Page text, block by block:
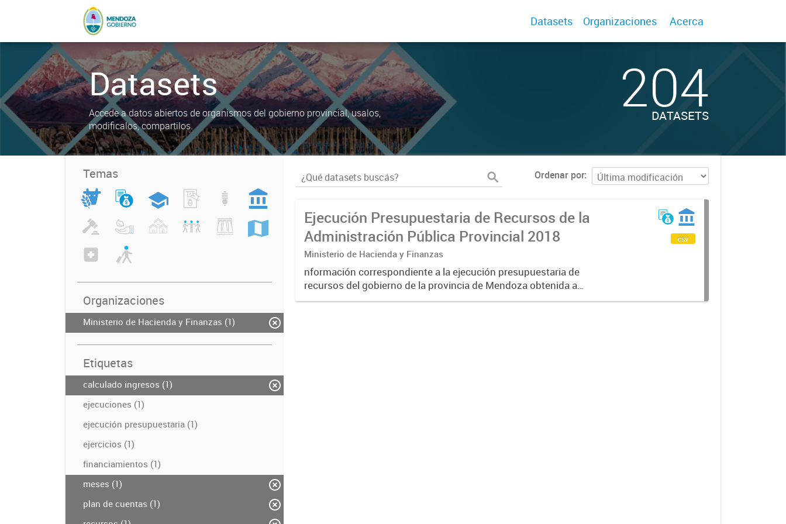
Datasets Organizaciones Acerca
Datasets
Accede a datos abiertos de organismos del gobierno provincial, usalos,
modificalos, compartilos.
204
DATASETS
Temas
Organizaciones
Ministerio de Hacienda y Finanzas (1)
Etiquetas
calculado ingresos (1)
ejecuciones (1)
ejecución presupuestaria (1)
ejercicios (1)
financiamientos (1)
meses (1)
plan de cuentas (1)
Ordenar por
Ejecución Presupuestaria de Recursos de la
Administración Pública Provincial 2018
Ministerio de Hacienda y Finanzas
nformación correspondiente a la ejecución presupuestaria de
recursos del gobierno de la provincia de Mendoza obtenida a
través del Sistema SIDICO. La misma corresponde al ejercicio
csv